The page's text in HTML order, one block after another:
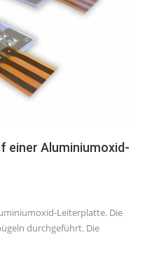
einer Aluminiumoxid-
Leiterplatte. Die
durchgeführt. Die